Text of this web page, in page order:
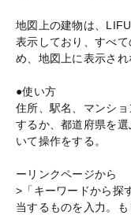
地図上の建物は、
表示しており、すべ
め、地図上に表示され
●使い方
住所、駅名、マンシ
するか、都道府県を
いて操作をする。
ーリンクページから
>「キーワードから探
当するものを入力。